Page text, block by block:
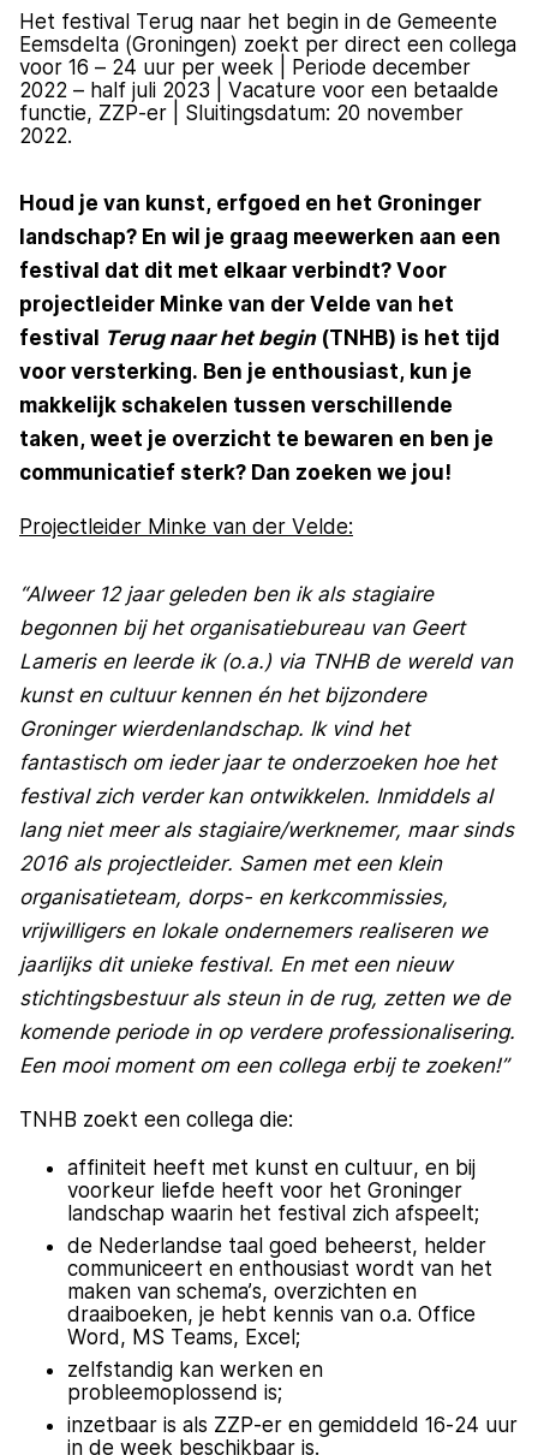
Het festival Terug naar het begin in de Gemeente
Eemsdelta (Groningen) zoekt per direct een collega
voor 16 – 24 uur per week | Periode december
2022 – half juli 2023 | Vacature voor een betaalde
functie, ZZP-er | Sluitingsdatum: 20 november
2022.
Houd je van kunst, erfgoed en het Groninger
landschap? En wil je graag meewerken aan een
festival dat dit met elkaar verbindt? Voor
projectleider Minke van der Velde van het
festival Terug naar het begin (TNHB) is het tijd
voor versterking. Ben je enthousiast, kun je
makkelijk schakelen tussen verschillende
taken, weet je overzicht te bewaren en ben je
communicatief sterk? Dan zoeken we jou!
Projectleider Minke van der Velde:
“Alweer 12 jaar geleden ben ik als stagiaire
begonnen bij het organisatiebureau van Geert
Lameris en leerde ik (o.a.) via TNHB de wereld van
kunst en cultuur kennen én het bijzondere
Groninger wierdenlandschap. Ik vind het
fantastisch om ieder jaar te onderzoeken hoe het
festival zich verder kan ontwikkelen. Inmiddels al
lang niet meer als stagiaire/werknemer, maar sinds
2016 als projectleider. Samen met een klein
organisatieteam, dorps- en kerkcommissies,
vrijwilligers en lokale ondernemers realiseren we
jaarlijks dit unieke festival. En met een nieuw
stichtingsbestuur als steun in de rug, zetten we de
komende periode in op verdere professionalisering.
Een mooi moment om een collega erbij te zoeken!”
TNHB zoekt een collega die:
affiniteit heeft met kunst en cultuur, en bij
voorkeur liefde heeft voor het Groninger
landschap waarin het festival zich afspeelt;
de Nederlandse taal goed beheerst, helder
communiceert en enthousiast wordt van het
maken van schema’s, overzichten en
draaiboeken, je hebt kennis van o.a. Office
Word, MS Teams, Excel;
zelfstandig kan werken en
probleemoplossend is;
inzetbaar is als ZZP-er en gemiddeld 16-24 uur
in de week beschikbaar is.